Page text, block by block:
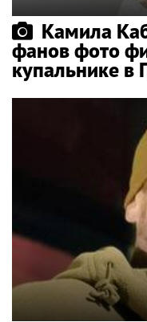
Камила
фанов фото
купальнике в